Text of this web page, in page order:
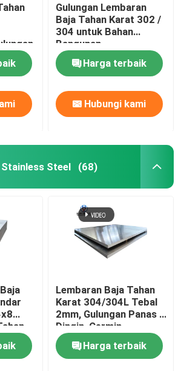
Gulungan Lembaran
Baja Tahan Karat 302 /
304 untuk Bahan
Bangunan
Harga terbaik
Hubungi kami
Steel (68)
Lembaran Baja Tahan
Karat 304/304L Tebal
2mm, Gulungan Panas /
Dingin, Cermin
Harga terbaik